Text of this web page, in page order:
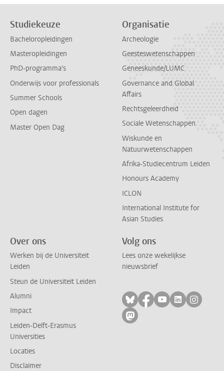
Studiekeuze
Bacheloropleidingen
Masteropleidingen
PhD-programma's
Onderwijs voor professionals
Summer Schools
Open dagen
Master Open Dag
Organisatie
Archeologie
Geesteswetenschappen
Geneeskunde/LUMC
Governance and Global
Affairs
Rechtsgeleerdheid
Sociale Wetenschappen
Wiskunde en
Natuurwetenschappen
Afrika-Studiecentrum Leiden
Honours Academy
ICLON
International Institute for
Asian Studies
Over ons
Werken bij de Universiteit
Leiden
Steun de Universiteit Leiden
Alumni
Impact
Leiden-Delft-Erasmus
Universities
Locaties
Disclaimer
Volg ons
Lees onze wekelijkse
nieuwsbrief
Volg ons op bluesky
Volg ons op
Volg ons op
Volg ons
Volg
Volg ons op mastodon